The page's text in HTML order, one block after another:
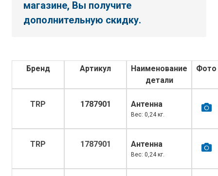
магазине, Вы получите
дополнительную скидку.
Бренд Артикул
Наименование
детали
Фото
TRP 1787901 Антенна
Вес: 0,24 кг.
TRP 1787901 Антенна
Вес: 0,24 кг.